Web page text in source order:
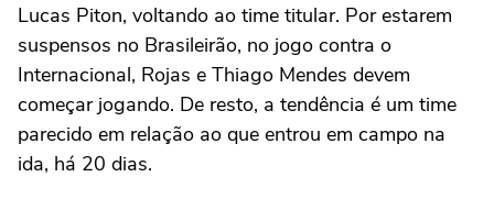
Lucas Piton, voltando ao time titular. Por estarem
suspensos no Brasileirão, no jogo contra o
Internacional, Rojas e Thiago Mendes devem
começar jogando. De resto, a tendência é um time
parecido em relação ao que entrou em campo na
ida, há 20 dias.